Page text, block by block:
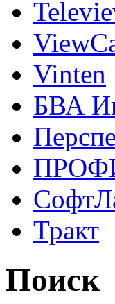
Vinten
БВА
Тракт
Поиск